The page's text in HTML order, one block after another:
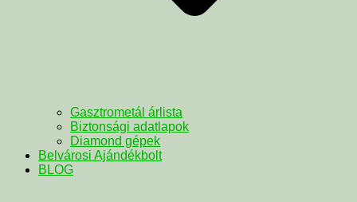
Gasztrometál árlista
Biztonsági adatlapok
Diamond gépek
Belvárosi Ajándékbolt
BLOG